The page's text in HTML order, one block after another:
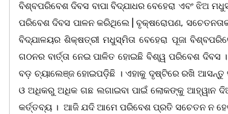
ବିଶ୍ବପରିବେଶ ଦିବସ ବାପା ବିଦ୍ଯାଧର ବେହେରା ଏବଂ ଝିଅ
ପରିବେଶ ଦିବସ ପାଳନ କରିଥିଲେ | ବୃକ୍ଷରୋପଣ,
ବିଦ୍ଯାଳୟର ଶିକ୍ଷତ୍ରୀ ମଧୁସ୍ମିତା ବେହେରା ପୂଜା
ଗଠନର ବାର୍ତ୍ତା ନେଇ ପାଳିତ ହୋଇଛି ବିଶ୍ୱ ପରିବେଶ
ବଡ଼ ଚ୍ୟାଲେଞ୍ଜ ହୋଇପଡ଼ିଛି । ଏହାକୁ ଦୃଷ୍ଟିରେ ରଖି ଆସନ୍ତୁ
ଓ ଅଧିକରୁ ଅଧିକ ଗଛ ଲଗାଇବା ପାଇଁ ଲୋକଙ୍କୁ ଆହ୍ୱାନ
କର୍ତ୍ତବ୍ୟ । ଆଜି ଯଦି ଆମେ ପରିବେଶ ପ୍ରତି ସଚେତନ ନ